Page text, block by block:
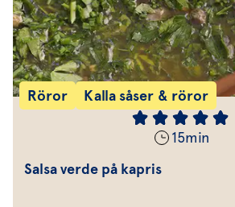
Röror Kalla såser & röror
15min
Salsa verde på kapris